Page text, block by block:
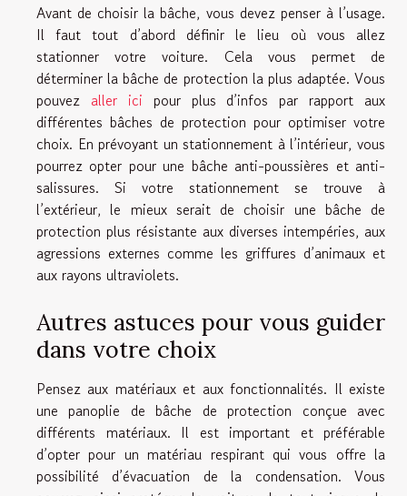
Avant de choisir la bâche, vous devez penser à l’usage.
Il faut tout d’abord définir le lieu où vous allez
stationner votre voiture. Cela vous permet de
déterminer la bâche de protection la plus adaptée. Vous
pouvez aller ici pour plus d’infos par rapport aux
différentes bâches de protection pour optimiser votre
choix. En prévoyant un stationnement à l’intérieur, vous
pourrez opter pour une bâche anti-poussières et anti-
salissures. Si votre stationnement se trouve à
l’extérieur, le mieux serait de choisir une bâche de
protection plus résistante aux diverses intempéries, aux
agressions externes comme les griffures d’animaux et
aux rayons ultraviolets.
Autres astuces pour vous guider
dans votre choix
Pensez aux matériaux et aux fonctionnalités. Il existe
une panoplie de bâche de protection conçue avec
différents matériaux. Il est important et préférable
d’opter pour un matériau respirant qui vous offre la
possibilité d’évacuation de la condensation. Vous